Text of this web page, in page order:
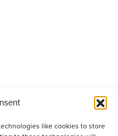
like cookies to store